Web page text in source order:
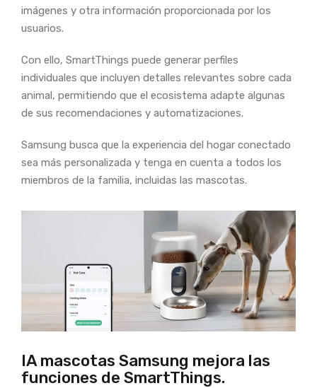
imágenes y otra información proporcionada por los
usuarios.
Con ello, SmartThings puede generar perfiles
individuales que incluyen detalles relevantes sobre cada
animal, permitiendo que el ecosistema adapte algunas
de sus recomendaciones y automatizaciones.
Samsung busca que la experiencia del hogar conectado
sea más personalizada y tenga en cuenta a todos los
miembros de la familia, incluidas las mascotas.
IA mascotas Samsung mejora las
funciones de SmartThings.